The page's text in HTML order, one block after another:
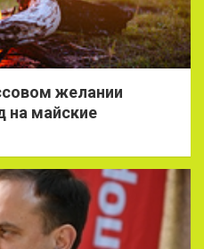
желании
на майские